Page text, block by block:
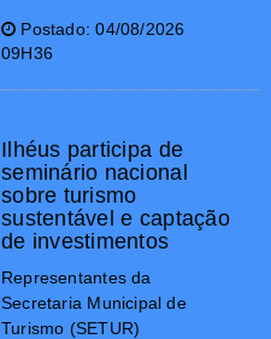
Postado: 04/08/2026
09H36
Ilhéus participa de
seminário nacional
sobre turismo
sustentável e captação
de investimentos
Representantes da
Secretaria Municipal de
Turismo (SETUR)